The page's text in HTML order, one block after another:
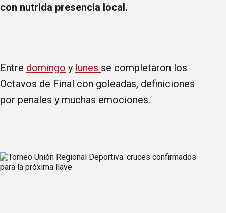
con nutrida presencia local.
Entre domingo y lunes se completaron los
Octavos de Final con goleadas, definiciones
por penales y muchas emociones.